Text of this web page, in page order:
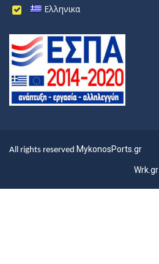
Ελληνικα
All rights reserved MykonosPorts.gr
Wrk.gr